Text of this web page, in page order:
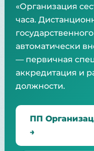
«Организация
часа.
автоматически
— первичная
аккредитация и
должности.
ПП
→